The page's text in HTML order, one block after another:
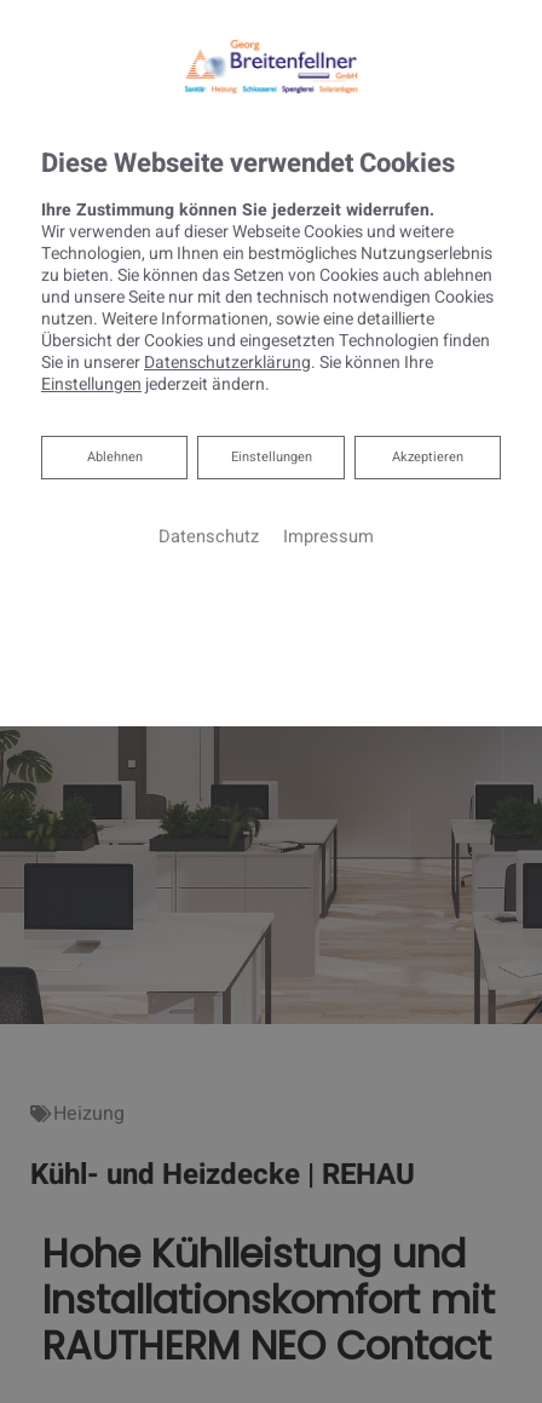
Heizung
Kühl- und Heizdecke | REHAU
Hohe Kühlleistung und
Installationskomfort mit
RAUTHERM NEO Contact
Diese Webseite verwendet Cookies
Ihre Zustimmung können Sie jederzeit widerrufen.
Wir verwenden auf dieser Webseite Cookies und weitere
Technologien, um Ihnen ein bestmögliches Nutzungserlebnis
zu bieten. Sie können das Setzen von Cookies auch ablehnen
und unsere Seite nur mit den technisch notwendigen Cookies
nutzen. Weitere Informationen, sowie eine detaillierte
Übersicht der Cookies und eingesetzten Technologien finden
Sie in unsererDatenschutzerklärung. Sie können Ihre
Einstellungen jederzeit ändern.
Akzeptieren
Einstellungen
Ablehnen
Ablehnen
Datenschutz Impressum